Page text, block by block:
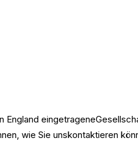
wie Sie unskontaktieren